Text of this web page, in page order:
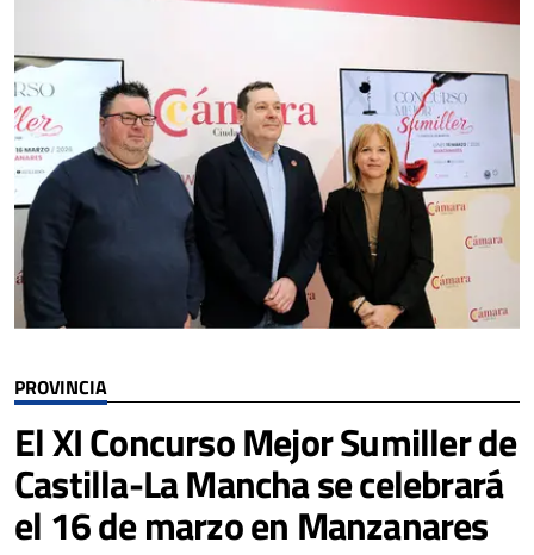
PROVINCIA
El XI Concurso Mejor Sumiller de
Castilla-La Mancha se celebrará
el 16 de marzo en Manzanares